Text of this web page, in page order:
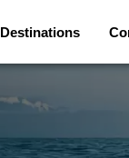
Destinations